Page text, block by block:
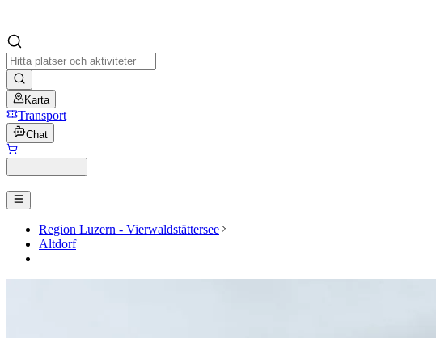
Karta
Transport
Chat
Region Luzern - Vierwaldstättersee
Altdorf